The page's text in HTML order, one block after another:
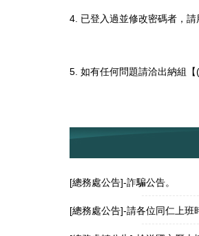
4. 已登入過並修改密碼者，請
5. 如有任何問題請洽出納組【
[總務處公告]-詐騙公告。
[總務處公告]-請各位同仁上班